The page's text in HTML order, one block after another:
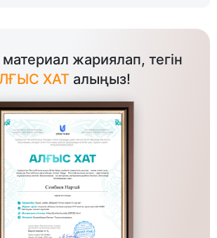
жариялап, тегін
ХАТ алыңыз!